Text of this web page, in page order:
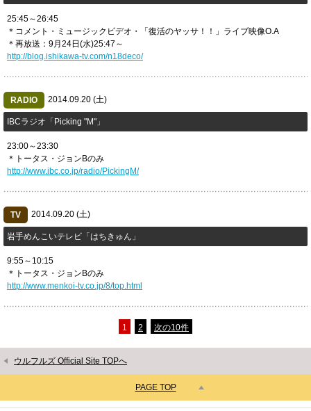
25:45～26:45
＊コメント・ミュージックビデオ・「復活のヤッサ！！」ライブ映像O.A
＊再放送：9月24日(水)25:47～
http://blog.ishikawa-tv.com/n18deco/
RADIO 2014.09.20 (土)
IBCラジオ「Picking "M"」
23:00～23:30
＊トータス・ジョンBのみ
http://www.ibc.co.jp/radio/PickingM/
TV 2014.09.20 (土)
岩手めんこいテレビ「はちきゅん」
9:55～10:15
＊トータス・ジョンBのみ
http://www.menkoi-tv.co.jp/8/top.html
1 2 次の10件
ウルフルズ Official Site TOPへ
PAGE TOP